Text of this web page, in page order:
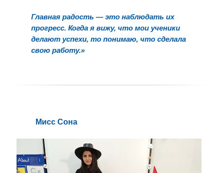
Главная радость — это наблюдать их
прогресс. Когда я вижу, что мои ученики
делают успехи, то понимаю, что сделала
свою работу.»
Mиcс Сона